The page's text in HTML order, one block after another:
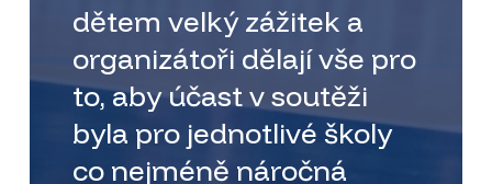
dětem velký zážitek a
organizátoři dělají vše pro
to, aby účast v soutěži
byla pro jednotlivé školy
co nejméně náročná